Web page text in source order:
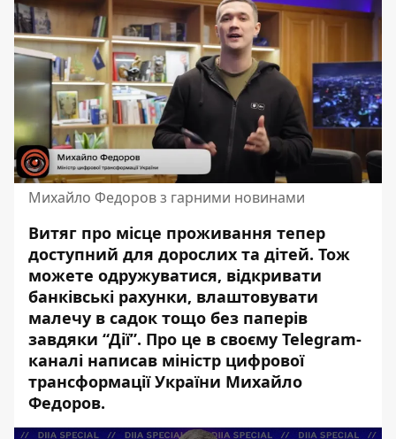
Михайло Федоров з гарними новинами
Витяг про місце проживання тепер
доступний для дорослих та дітей. Тож
можете одружуватися, відкривати
банківські рахунки, влаштовувати
малечу в садок тощо без паперів
завдяки “Дії”. Про це в своєму Telegram-
каналі написав міністр цифрової
трансформації України Михайло
Федоров.